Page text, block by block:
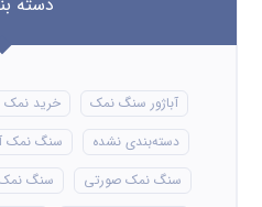
آباژور سنگ نمک خرید نمک
دسته‌بندی نشده
سنگ نمک
سنگ نمک صورتی
سنگ نمک